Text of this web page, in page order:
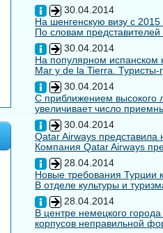
30.04.2014
На шенгенскую визу с 2015
По словам
30.04.2014
На популярном испанском
Mar y de la Tierra. Туристы-
30.04.2014
С приближением высокого
увеличивает число
30.04.2014
Qatar Airways
Компания Qatar Airways
28.04.2014
Новые требования Турции
В отделе культуры и
28.04.2014
В центре немецкого
корпусов неправильной